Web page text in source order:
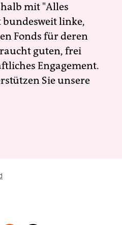
mit "Alles
linke,
Fonds für deren
guten, frei
Engagement.
Sie unsere